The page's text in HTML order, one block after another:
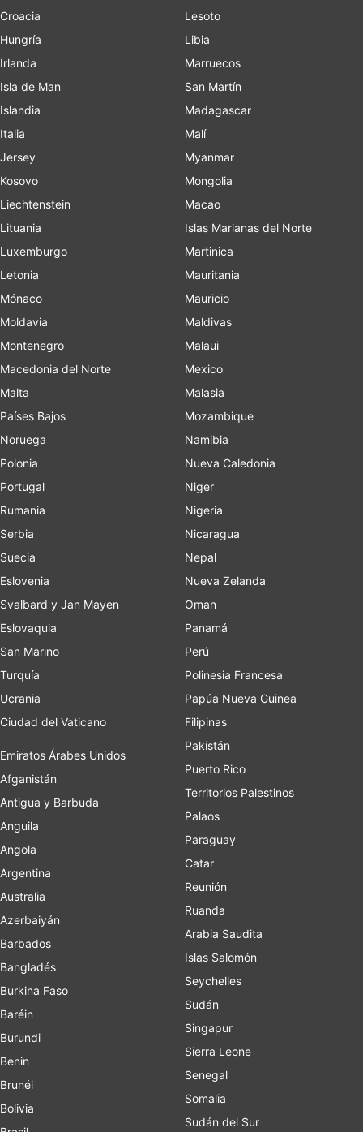
Croacia
Hungría
Irlanda
Isla de Man
Islandia
Italia
Jersey
Kosovo
Liechtenstein
Lituania
Luxemburgo
Letonia
Mónaco
Moldavia
Montenegro
Macedonia del Norte
Malta
Países Bajos
Noruega
Polonia
Portugal
Rumania
Serbia
Suecia
Eslovenia
Svalbard y Jan Mayen
Eslovaquia
San Marino
Turquía
Ucrania
Ciudad del Vaticano
Emiratos Árabes Unidos
Afganistán
Antigua y Barbuda
Anguila
Angola
Argentina
Australia
Azerbaiyán
Barbados
Bangladés
Burkina Faso
Baréin
Burundi
Benin
Brunéi
Bolivia
Lesoto
Libia
Marruecos
San Martín
Madagascar
Malí
Myanmar
Mongolia
Macao
Islas Marianas del Norte
Martinica
Mauritania
Mauricio
Maldivas
Malaui
Mexico
Malasia
Mozambique
Namibia
Nueva Caledonia
Niger
Nigeria
Nicaragua
Nepal
Nueva Zelanda
Oman
Panamá
Perú
Polinesia Francesa
Papúa Nueva Guinea
Filipinas
Pakistán
Puerto Rico
Territorios Palestinos
Palaos
Paraguay
Catar
Reunión
Ruanda
Arabia Saudita
Islas Salomón
Seychelles
Sudán
Singapur
Sierra Leone
Senegal
Somalia
Sudán del Sur